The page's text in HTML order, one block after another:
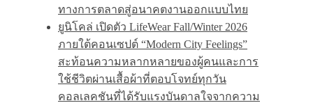
ทางการตลาดสู่อนาคตงานออกแบบไทย
ยูนิโคล่ เปิดตัว LifeWear Fall/Winter 2026
ภายใต้คอนเซปต์ “Modern City Feelings”
สะท้อนความหลากหลายของผู้คนและการ
ใช้ชีวิตผ่านเสื้อผ้าที่ตอบโจทย์ทุกวัน
คอลเลคชันที่ได้รับแรงบันดาลใจจากความ